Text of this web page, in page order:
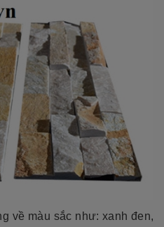
về màu sắc như: xanh đen,